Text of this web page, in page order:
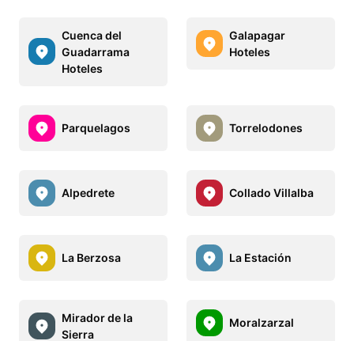
Cuenca del
Guadarrama
Hoteles
Galapagar
Hoteles
Parquelagos Torrelodones
Alpedrete Collado Villalba
La Berzosa La Estación
Mirador de la
Sierra
Moralzarzal